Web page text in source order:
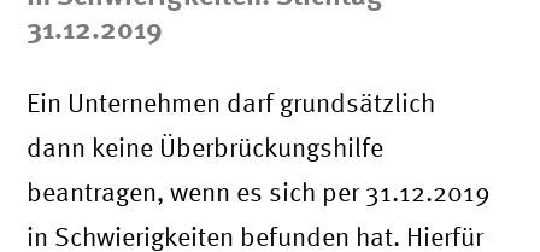
31.12.2019
Ein Unternehmen darf grundsätzlich
dann keine Überbrückungshilfe
beantragen, wenn es sich per 31.12.2019
in Schwierigkeiten befunden hat. Hierfür